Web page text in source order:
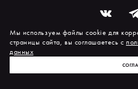
Мы используем файлы cookie для
страницы сайта, вы соглашаетесь с
данных